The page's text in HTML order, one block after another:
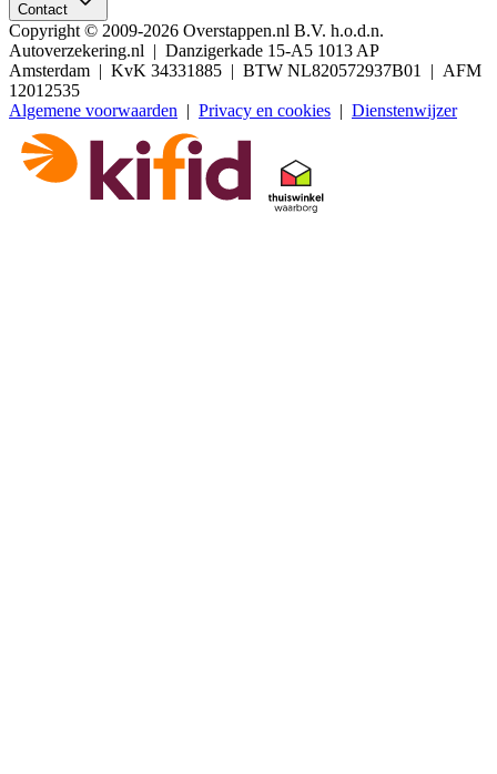
Contact
Copyright © 2009-2026 Overstappen.nl B.V. h.o.d.n.
Autoverzekering.nl | Danzigerkade 15-A5 1013 AP
Amsterdam | KvK 34331885 | BTW NL820572937B01 | AFM
12012535
Algemene voorwaarden | Privacy en cookies | Dienstenwijzer